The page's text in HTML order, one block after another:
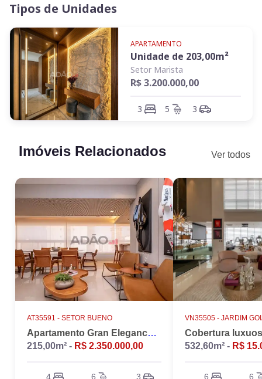
Tipos de Unidades
APARTAMENTO
Unidade de 203,00m²
Setor Marista
R$ 3.200.000,00
3 5 3
Imóveis Relacionados Ver todos
AT35591 - SETOR BUENO
Apartamento Gran Elegance - 4 suites + Home Office
215,00m² - R$ 2.350.000,00
4 6 3
VN35505 - JARDIM
532,60m² - R$
6 6